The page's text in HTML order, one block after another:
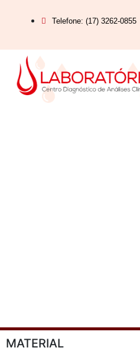
Telefone: (17) 3262-0855
MATERIAL